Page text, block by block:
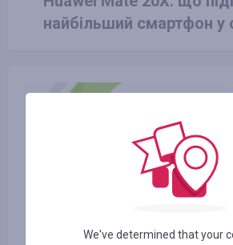
найбільший смартфон у
We've determined that your